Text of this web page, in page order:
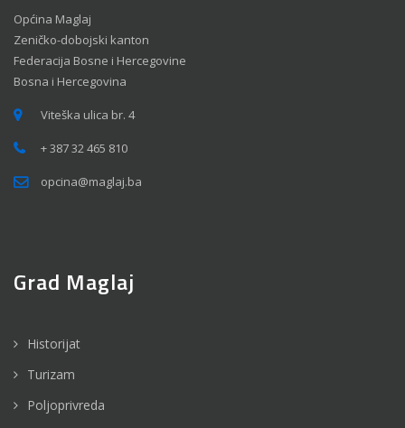
Općina Maglaj
Zeničko-dobojski kanton
Federacija Bosne i Hercegovine
Bosna i Hercegovina
Viteška ulica br. 4
+ 387 32 465 810
opcina@maglaj.ba
Grad Maglaj
Historijat
Turizam
Poljoprivreda